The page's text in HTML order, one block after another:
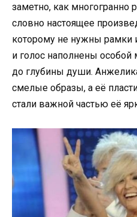
заметно, как многогранно
словно настоящее
которому не нужны рамки
и голос наполнены особой
до глубины души.
смелые образы, а её
стали важной частью её